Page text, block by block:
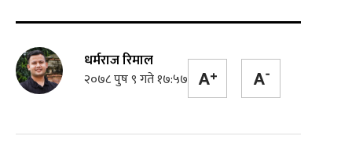
धर्मराज रिमाल
२०७८ पुष ९ गते १७:५७